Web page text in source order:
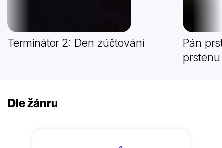
Terminátor 2: Den zúčtování
Pán
prstenu
Dle žánru